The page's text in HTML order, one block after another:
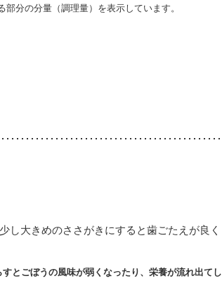
分の分量（調理量）を表示しています。
し大きめのささがきにすると歯ごたえが良く
とごぼうの風味が弱くなったり、栄養が流れ出てし